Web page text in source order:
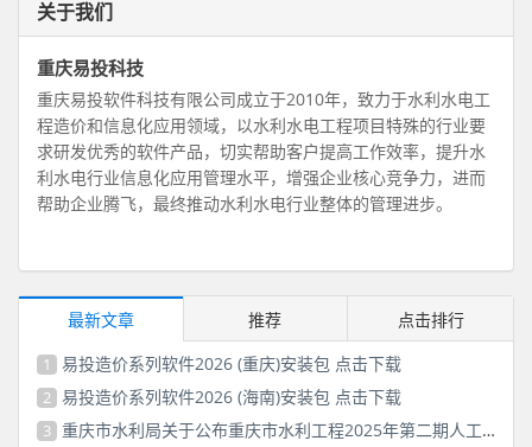
关于我们
重庆易投科技
重庆易投软件科技有限公司成立于2010年，致力于水利水电工
程造价和信息化应用领域，以水利水电工程项目特殊的行业要
求研发优秀的软件产品，切实帮助客户提高工作效率，提升水
利水电行业信息化应用管理水平，增强企业核心竞争力，进而
帮助企业腾飞，最终推动水利水电行业整体的管理进步。
最新文章 推荐 点击排行
1 易投造价系列软件2026 (重庆)安装包 点击下载
2 易投造价系列软件2026 (海南)安装包 点击下载
3 重庆市水利局关于公布重庆市水利工程2025年第二期人工费价格信息的公告